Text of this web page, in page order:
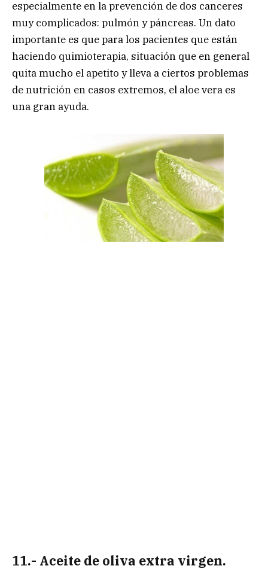
especialmente en la prevención de dos canceres
muy complicados: pulmón y páncreas. Un dato
importante es que para los pacientes que están
haciendo quimioterapia, situación que en general
quita mucho el apetito y lleva a ciertos problemas
de nutrición en casos extremos, el aloe vera es
una gran ayuda.
11.- Aceite de oliva extra virgen.